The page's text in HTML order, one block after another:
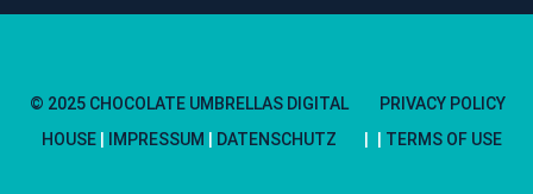
© 2025 CHOCOLATE UMBRELLAS DIGITAL
HOUSE| IMPRESSUM DATENSCHUTZ
PRIVACY POLICY
TERMS OF USE